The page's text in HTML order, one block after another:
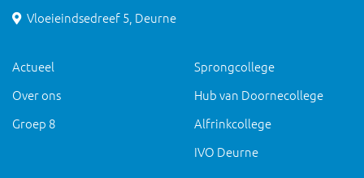
Vloeieindsedreef 5, Deurne
Actueel
Over ons
Groep 8
Sprongcollege
Hub van Doornecollege
Alfrinkcollege
IVO Deurne